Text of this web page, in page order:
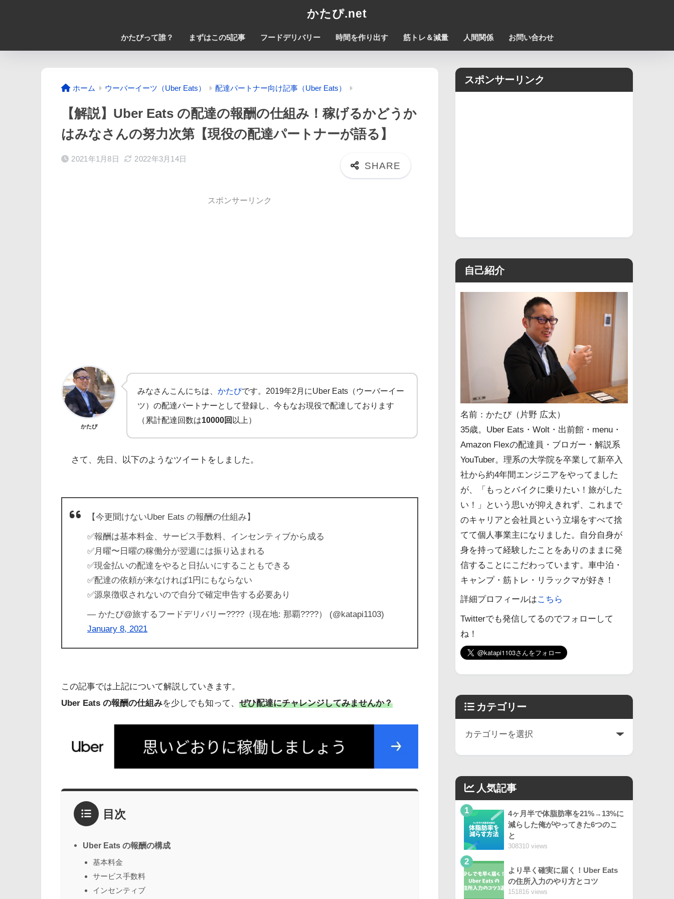
かたぴ.net
かたぴって誰？ まずはこの5記事 フードデリバリー 時間を作り出す 筋トレ＆減量 人間関係 お問い合わせ
ホーム ウーバーイーツ（Uber Eats） 配達パートナー向け記事（Uber Eats）
【解説】Uber Eats の配達の報酬の仕組み！稼げるかどうか
はみなさんの努力次第【現役の配達パートナーが語る】
2021年1月8日 2022年3月14日
スポンサーリンク
かたぴ
みなさんこんにちは、 かたぴです。2019年2月にUber Eats（ウーバーイー
ツ）の配達パートナーとして登録し、今もなお現役で配達しております
（累計配達回数は10000回 以上）
さて、先日、以下のようなツイートをしました。
【今更聞けないUber Eats の報酬の仕組み】
✅報酬は基本料金、サービス手数料、インセンティブから成る
✅月曜〜日曜の稼働分が翌週には振り込まれる
✅現金払いの配達をやると日払いにすることもできる
✅配達の依頼が来なければ1円にもならない
✅源泉徴収されないので自分で確定申告する必要あり
— かたぴ@旅するフードデリバリー????（現在地: 那覇????） (@katapi1103)
January 8, 2021
この記事では上記について解説していきます。
Uber Eats の報酬の仕組みを少しでも知って、 ぜひ配達にチャレンジしてみませんか？
目次
Uber Eats の報酬の構成
基本料金
サービス手数料
インセンティブ
スポンサーリンク
自己紹介
名前：かたぴ（片野 広太）
35歳。Uber Eats・Wolt・出前館・menu・
Amazon Flexの配達員・ブロガー・解説系
YouTuber。理系の大学院を卒業して新卒入
社から約4年間エンジニアをやってました
が、「もっとバイクに乗りたい！旅がした
い！」という思いが抑えきれず、これまで
のキャリアと会社員という立場をすべて捨
てて個人事業主になりました。自分自身が
身を持って経験したことをありのままに発
信することにこだわっています。車中泊・
キャンプ・筋トレ・リラックマが好き！
詳細プロフィールはこちら
Twitterでも発信してるのでフォローして
ね！
カテゴリー
人気記事
1
4ヶ月半で体脂肪率を21%→13%に
減らした俺がやってきた6つのこ
と
308310 views
2
より早く確実に届く！Uber Eats
の住所入力のやり方とコツ
151816 views